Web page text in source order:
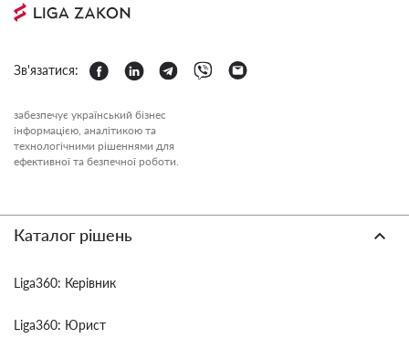
Зв'язатися:
забезпечує український бізнес
інформацією, аналітикою та
технологічними рішеннями для
ефективної та безпечної роботи.
Каталог рішень
Liga360: Керівник
Liga360: Юрист